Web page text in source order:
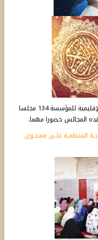
كما أقامت الوحدات الإدارية الجهوية والإقليمية للمؤسسة 134 مجلسا
هذه المجالس حضورا مهما.
المنظمــة علــى مستــوى